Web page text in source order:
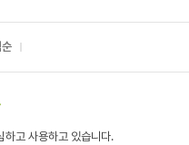
순
하고 사용하고 있습니다.